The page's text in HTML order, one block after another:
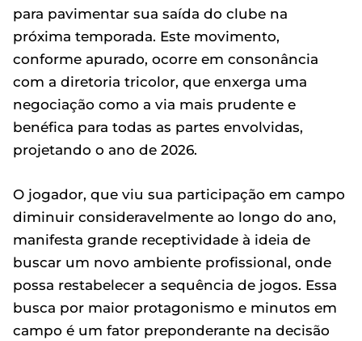
para pavimentar sua saída do clube na
próxima temporada. Este movimento,
conforme apurado, ocorre em consonância
com a diretoria tricolor, que enxerga uma
negociação como a via mais prudente e
benéfica para todas as partes envolvidas,
projetando o ano de 2026.
O jogador, que viu sua participação em campo
diminuir consideravelmente ao longo do ano,
manifesta grande receptividade à ideia de
buscar um novo ambiente profissional, onde
possa restabelecer a sequência de jogos. Essa
busca por maior protagonismo e minutos em
campo é um fator preponderante na decisão